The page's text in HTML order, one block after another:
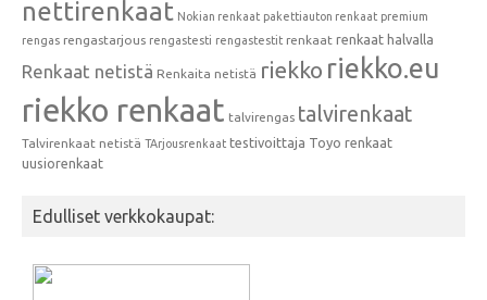
nettirenkaat Nokian renkaat pakettiauton renkaat premium
rengas rengastarjous rengastesti rengastestit renkaat renkaat halvalla
Renkaat netistä Renkaita netistä riekko riekko.eu
riekko renkaat talvirengas talvirenkaat
Talvirenkaat netistä TArjousrenkaat testivoittaja Toyo renkaat
uusiorenkaat
Edulliset verkkokaupat: